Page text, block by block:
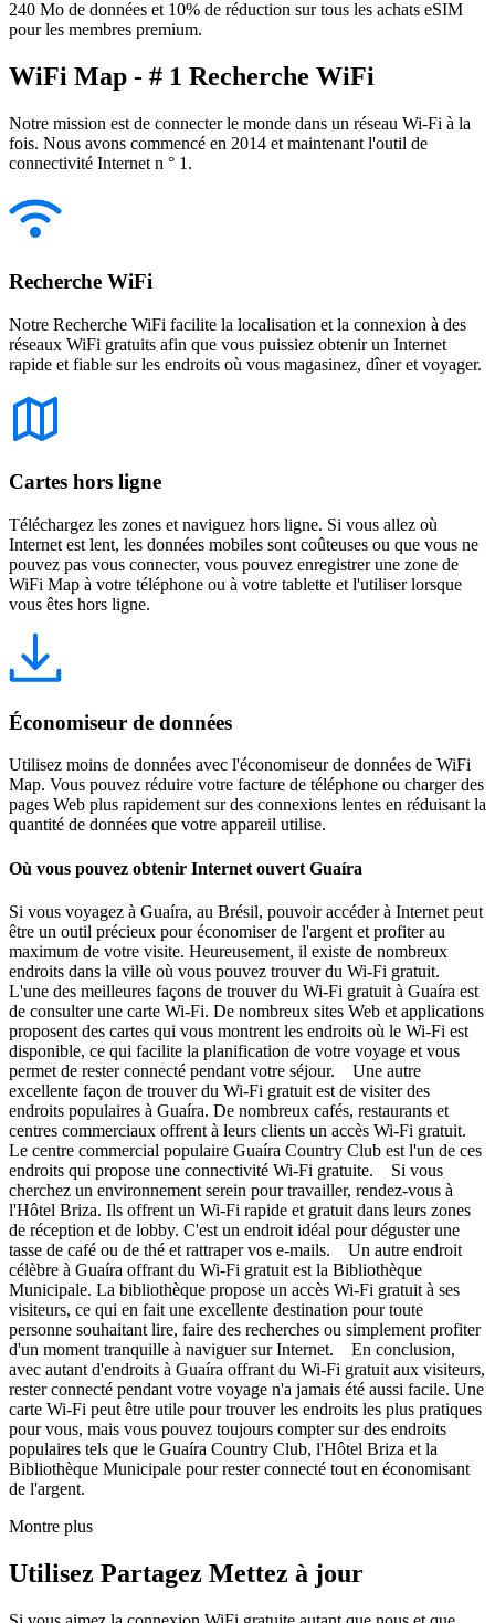
240 Mo de données et 10% de réduction sur tous les achats eSIM
pour les membres premium.
WiFi Map - # 1 Recherche WiFi
Notre mission est de connecter le monde dans un réseau Wi-Fi à la
fois. Nous avons commencé en 2014 et maintenant l'outil de
connectivité Internet n ° 1.
Recherche WiFi
Notre Recherche WiFi facilite la localisation et la connexion à des
réseaux WiFi gratuits afin que vous puissiez obtenir un Internet
rapide et fiable sur les endroits où vous magasinez, dîner et voyager.
Cartes hors ligne
Téléchargez les zones et naviguez hors ligne. Si vous allez où
Internet est lent, les données mobiles sont coûteuses ou que vous ne
pouvez pas vous connecter, vous pouvez enregistrer une zone de
WiFi Map à votre téléphone ou à votre tablette et l'utiliser lorsque
vous êtes hors ligne.
Économiseur de données
Utilisez moins de données avec l'économiseur de données de WiFi
Map. Vous pouvez réduire votre facture de téléphone ou charger des
pages Web plus rapidement sur des connexions lentes en réduisant la
quantité de données que votre appareil utilise.
Où vous pouvez obtenir Internet ouvert Guaíra
Si vous voyagez à Guaíra, au Brésil, pouvoir accéder à Internet peut
être un outil précieux pour économiser de l'argent et profiter au
maximum de votre visite. Heureusement, il existe de nombreux
endroits dans la ville où vous pouvez trouver du Wi-Fi gratuit.
L'une des meilleures façons de trouver du Wi-Fi gratuit à Guaíra est
de consulter une carte Wi-Fi. De nombreux sites Web et applications
proposent des cartes qui vous montrent les endroits où le Wi-Fi est
disponible, ce qui facilite la planification de votre voyage et vous
permet de rester connecté pendant votre séjour. Une autre
excellente façon de trouver du Wi-Fi gratuit est de visiter des
endroits populaires à Guaíra. De nombreux cafés, restaurants et
centres commerciaux offrent à leurs clients un accès Wi-Fi gratuit.
Le centre commercial populaire Guaíra Country Club est l'un de ces
endroits qui propose une connectivité Wi-Fi gratuite. Si vous
cherchez un environnement serein pour travailler, rendez-vous à
l'Hôtel Briza. Ils offrent un Wi-Fi rapide et gratuit dans leurs zones
de réception et de lobby. C'est un endroit idéal pour déguster une
tasse de café ou de thé et rattraper vos e-mails. Un autre endroit
célèbre à Guaíra offrant du Wi-Fi gratuit est la Bibliothèque
Municipale. La bibliothèque propose un accès Wi-Fi gratuit à ses
visiteurs, ce qui en fait une excellente destination pour toute
personne souhaitant lire, faire des recherches ou simplement profiter
d'un moment tranquille à naviguer sur Internet. En conclusion,
avec autant d'endroits à Guaíra offrant du Wi-Fi gratuit aux visiteurs,
rester connecté pendant votre voyage n'a jamais été aussi facile. Une
carte Wi-Fi peut être utile pour trouver les endroits les plus pratiques
pour vous, mais vous pouvez toujours compter sur des endroits
populaires tels que le Guaíra Country Club, l'Hôtel Briza et la
Bibliothèque Municipale pour rester connecté tout en économisant
de l'argent.
Montre plus
Utilisez Partagez Mettez à jour